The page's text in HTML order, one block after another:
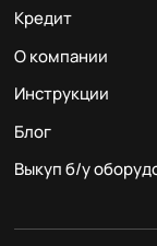
Кредит
О компании
Инструкции
Блог
Выкуп б/у